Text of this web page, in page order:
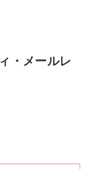
・メールレ